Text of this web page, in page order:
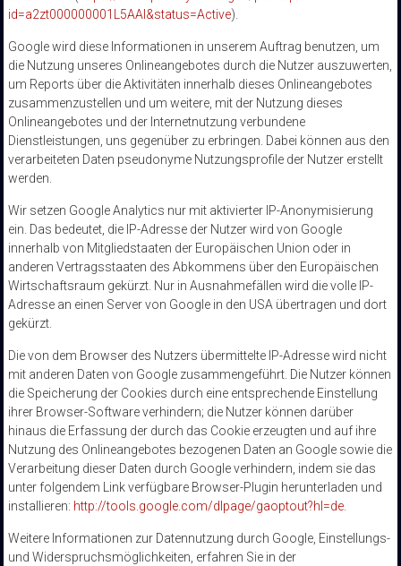
id=a2zt000000001L5AAI&status=Active).
Google wird diese Informationen in unserem Auftrag benutzen, um
die Nutzung unseres Onlineangebotes durch die Nutzer auszuwerten,
um Reports über die Aktivitäten innerhalb dieses Onlineangebotes
zusammenzustellen und um weitere, mit der Nutzung dieses
Onlineangebotes und der Internetnutzung verbundene
Dienstleistungen, uns gegenüber zu erbringen. Dabei können aus den
verarbeiteten Daten pseudonyme Nutzungsprofile der Nutzer erstellt
werden.
Wir setzen Google Analytics nur mit aktivierter IP-Anonymisierung
ein. Das bedeutet, die IP-Adresse der Nutzer wird von Google
innerhalb von Mitgliedstaaten der Europäischen Union oder in
anderen Vertragsstaaten des Abkommens über den Europäischen
Wirtschaftsraum gekürzt. Nur in Ausnahmefällen wird die volle IP-
Adresse an einen Server von Google in den USA übertragen und dort
gekürzt.
Die von dem Browser des Nutzers übermittelte IP-Adresse wird nicht
mit anderen Daten von Google zusammengeführt. Die Nutzer können
die Speicherung der Cookies durch eine entsprechende Einstellung
ihrer Browser-Software verhindern; die Nutzer können darüber
hinaus die Erfassung der durch das Cookie erzeugten und auf ihre
Nutzung des Onlineangebotes bezogenen Daten an Google sowie die
Verarbeitung dieser Daten durch Google verhindern, indem sie das
unter folgendem Link verfügbare Browser-Plugin herunterladen und
installieren: http://tools.google.com/dlpage/gaoptout?hl=de.
Weitere Informationen zur Datennutzung durch Google, Einstellungs-
und Widerspruchsmöglichkeiten, erfahren Sie in der